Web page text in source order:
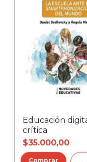
Educación
crítica
$35.000,00